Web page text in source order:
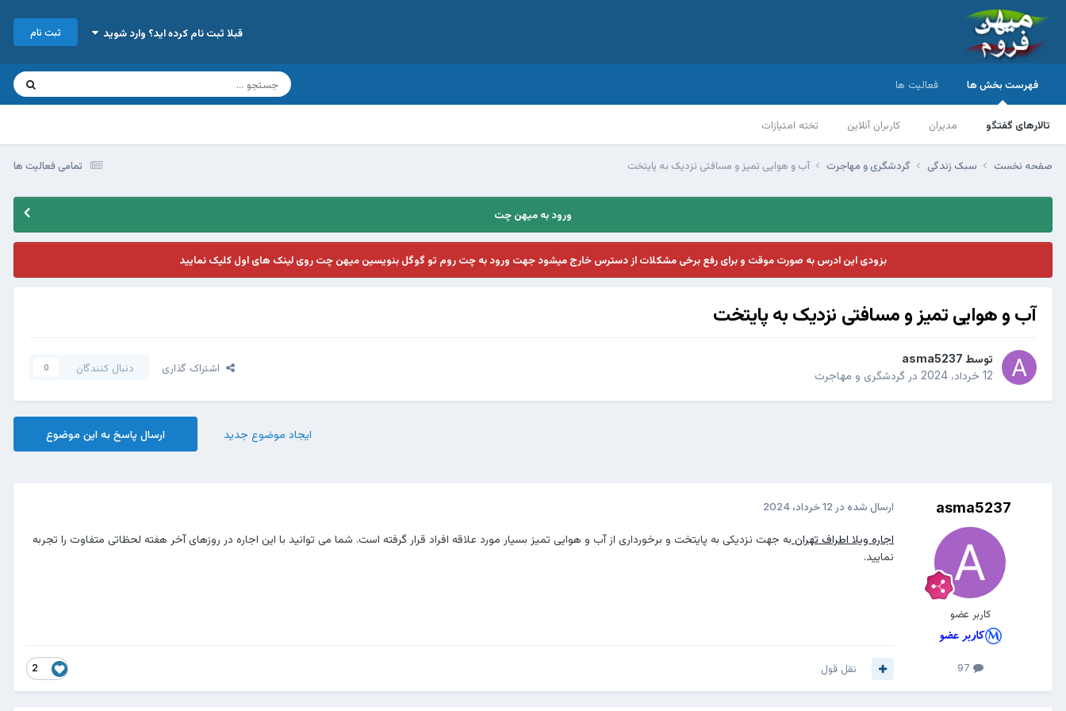
قبلا ثبت نام کرده اید؟ وارد شوید ثبت نام
فهرست بخش ها
تالارهای گفتگو مدیران کاربران آنلاین تخته امتیازات
فعالیت ها
تمامی فعالیت ها صفحه نخست سبک زندگی گردشگری و مهاجرت آب و هوایی تمیز و مسافتی نزدیک به پایتخت
ورود به میهن چت
بزودی این ادرس به صورت موقت و برای رفع برخی مشکلات از دسترس خارج میشود جهت ورود به چت روم تو گوگل بنویسین میهن چت روی لینک های اول کلیک نمایید
آب و هوایی تمیز و مسافتی نزدیک به پایتخت
توسط asma5237
12 خرداد، 2024
در گردشگری و مهاجرت
اشتراک گذاری دنبال کنندگان 0
ارسال پاسخ به این موضوع ایجاد موضوع جدید
asma5237
کاربر عضو
ارسال شده در 12 خرداد، 2024
اجاره ویلا اطراف تهران به جهت نزدیکی به پایتخت و برخورداری از آب و هوایی تمیز بسیار مورد علاقه افراد قرار گرفته است. شما می توانید با این اجاره در روزهای آخر هفته لحظاتی متفاوت را تجربه
نمایید.
2 نقل قول